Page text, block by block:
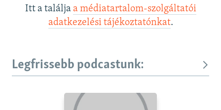
Itt a találja a médiatartalom-szolgáltatói
adatkezelési tájékoztatónkat.
Legfrissebb podcastunk: